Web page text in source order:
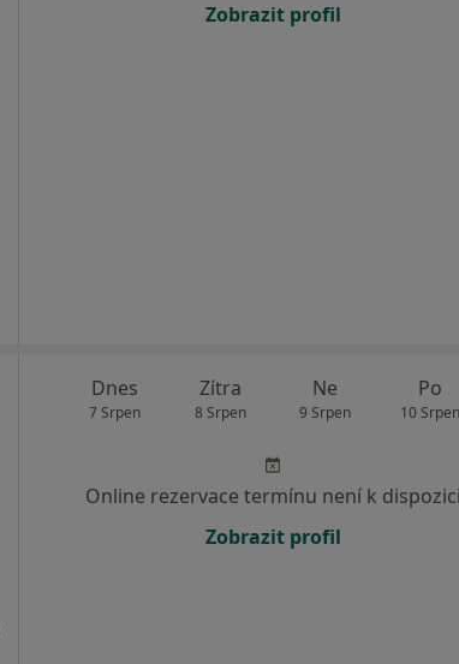
Zobrazit profil
Dnes
7 Srpen
Zítra
8 Srpen
Ne
9 Srpen
Po
10 Srpen
Online rezervace termínu není k dispozici
Zobrazit profil